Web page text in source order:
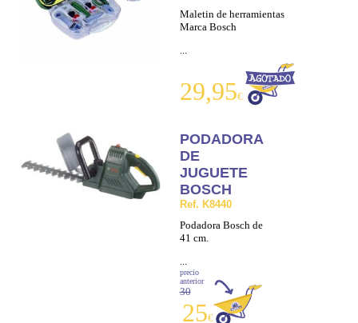
Maletin de herramientas
Marca Bosch
...
29,95€
PODADORA
DE
JUGUETE
BOSCH
Ref. K8440
Podadora Bosch de
41 cm.
...
precio
anterior
30
25€